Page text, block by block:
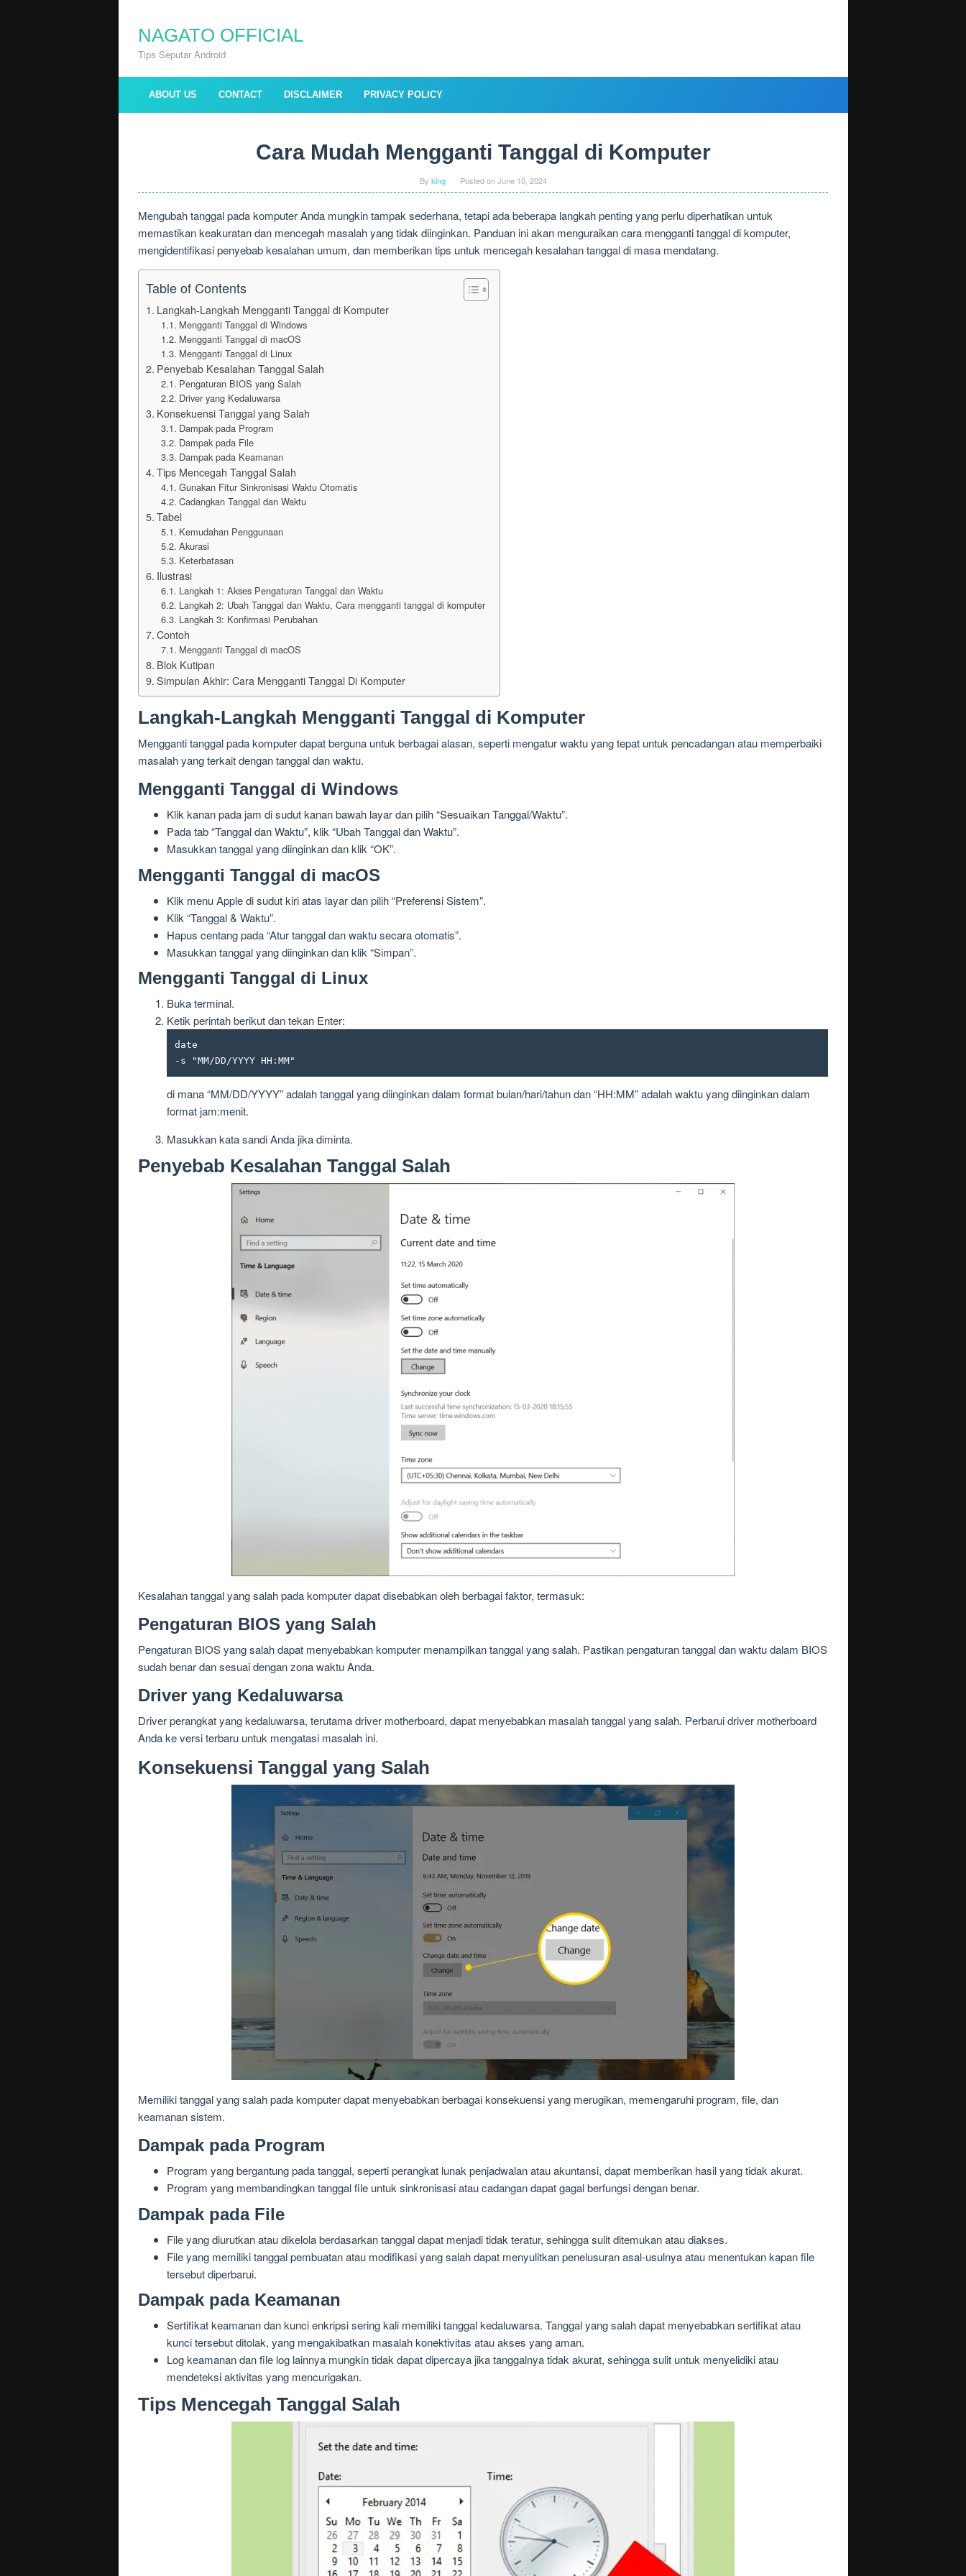
contentNAGATO OFFICIAL
Tips Seputar Android
ABOUT US CONTACT DISCLAIMER PRIVACY POLICY
Cara Mudah Mengganti Tanggal di Komputer
By king Posted onJune 10, 2024
Mengubah tanggal pada komputer Anda mungkin tampak sederhana, tetapi ada beberapa langkah penting yang perlu diperhatikan untuk
memastikan keakuratan dan mencegah masalah yang tidak diinginkan. Panduan ini akan menguraikan cara mengganti tanggal di komputer,
mengidentifikasi penyebab kesalahan umum, dan memberikan tips untuk mencegah kesalahan tanggal di masa mendatang.
Table of Contents
Langkah-Langkah Mengganti Tanggal di Komputer
Mengganti Tanggal di Windows
Mengganti Tanggal di macOS
Mengganti Tanggal di Linux
Penyebab Kesalahan Tanggal Salah
Pengaturan BIOS yang Salah
Driver yang Kedaluwarsa
Konsekuensi Tanggal yang Salah
Dampak pada Program
Dampak pada File
Dampak pada Keamanan
Tips Mencegah Tanggal Salah
Gunakan Fitur Sinkronisasi Waktu Otomatis
Cadangkan Tanggal dan Waktu
Tabel
Kemudahan Penggunaan
Akurasi
Keterbatasan
Ilustrasi
Langkah 1: Akses Pengaturan Tanggal dan Waktu
Langkah 2: Ubah Tanggal dan Waktu, Cara mengganti tanggal di komputer
Langkah 3: Konfirmasi Perubahan
Contoh
Mengganti Tanggal di macOS
Blok Kutipan
Simpulan Akhir: Cara Mengganti Tanggal Di Komputer
Langkah-Langkah Mengganti Tanggal di Komputer
Mengganti tanggal pada komputer dapat berguna untuk berbagai alasan, seperti mengatur waktu yang tepat untuk pencadangan atau memperbaiki
masalah yang terkait dengan tanggal dan waktu.
Mengganti Tanggal di Windows
Klik kanan pada jam di sudut kanan bawah layar dan pilih “Sesuaikan Tanggal/Waktu”.
Pada tab “Tanggal dan Waktu”, klik “Ubah Tanggal dan Waktu”.
Masukkan tanggal yang diinginkan dan klik “OK”.
Mengganti Tanggal di macOS
Klik menu Apple di sudut kiri atas layar dan pilih “Preferensi Sistem”.
Klik “Tanggal & Waktu”.
Hapus centang pada “Atur tanggal dan waktu secara otomatis”.
Masukkan tanggal yang diinginkan dan klik “Simpan”.
Mengganti Tanggal di Linux
Buka terminal.
Ketik perintah berikut dan tekan Enter:
date
-s "MM/DD/YYYY HH:MM"
di mana “MM/DD/YYYY” adalah tanggal yang diinginkan dalam format bulan/hari/tahun dan “HH:MM” adalah waktu yang diinginkan dalam
format jam:menit.
Masukkan kata sandi Anda jika diminta.
Penyebab Kesalahan Tanggal Salah
Kesalahan tanggal yang salah pada komputer dapat disebabkan oleh berbagai faktor, termasuk:
Pengaturan BIOS yang Salah
Pengaturan BIOS yang salah dapat menyebabkan komputer menampilkan tanggal yang salah. Pastikan pengaturan tanggal dan waktu dalam BIOS
sudah benar dan sesuai dengan zona waktu Anda.
Driver yang Kedaluwarsa
Driver perangkat yang kedaluwarsa, terutama driver motherboard, dapat menyebabkan masalah tanggal yang salah. Perbarui driver motherboard
Anda ke versi terbaru untuk mengatasi masalah ini.
Konsekuensi Tanggal yang Salah
Memiliki tanggal yang salah pada komputer dapat menyebabkan berbagai konsekuensi yang merugikan, memengaruhi program, file, dan
keamanan sistem.
Dampak pada Program
Program yang bergantung pada tanggal, seperti perangkat lunak penjadwalan atau akuntansi, dapat memberikan hasil yang tidak akurat.
Program yang membandingkan tanggal file untuk sinkronisasi atau cadangan dapat gagal berfungsi dengan benar.
Dampak pada File
File yang diurutkan atau dikelola berdasarkan tanggal dapat menjadi tidak teratur, sehingga sulit ditemukan atau diakses.
File yang memiliki tanggal pembuatan atau modifikasi yang salah dapat menyulitkan penelusuran asal-usulnya atau menentukan kapan file
tersebut diperbarui.
Dampak pada Keamanan
Sertifikat keamanan dan kunci enkripsi sering kali memiliki tanggal kedaluwarsa. Tanggal yang salah dapat menyebabkan sertifikat atau
kunci tersebut ditolak, yang mengakibatkan masalah konektivitas atau akses yang aman.
Log keamanan dan file log lainnya mungkin tidak dapat dipercaya jika tanggalnya tidak akurat, sehingga sulit untuk menyelidiki atau
mendeteksi aktivitas yang mencurigakan.
Tips Mencegah Tanggal Salah